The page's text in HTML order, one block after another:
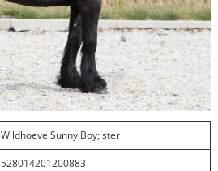
Wildhoeve Sunny Boy; ster
528014201200883